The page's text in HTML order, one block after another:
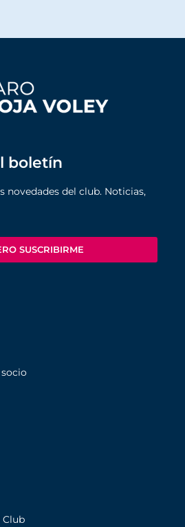
boletín
novedades del club. Noticias,
SUSCRIBIRME